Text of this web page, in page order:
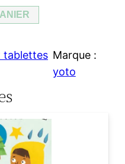
tablettes Marque :
yoto